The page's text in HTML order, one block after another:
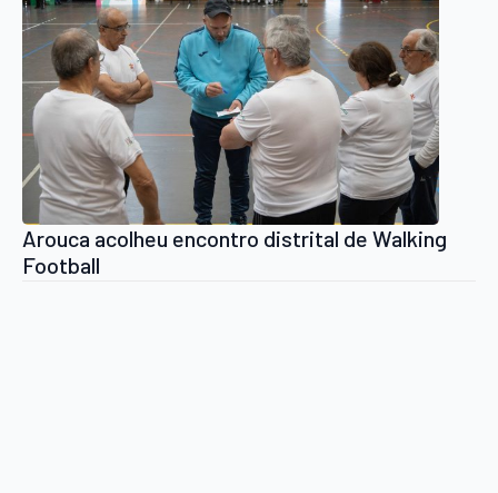
Arouca acolheu encontro distrital de Walking
Football